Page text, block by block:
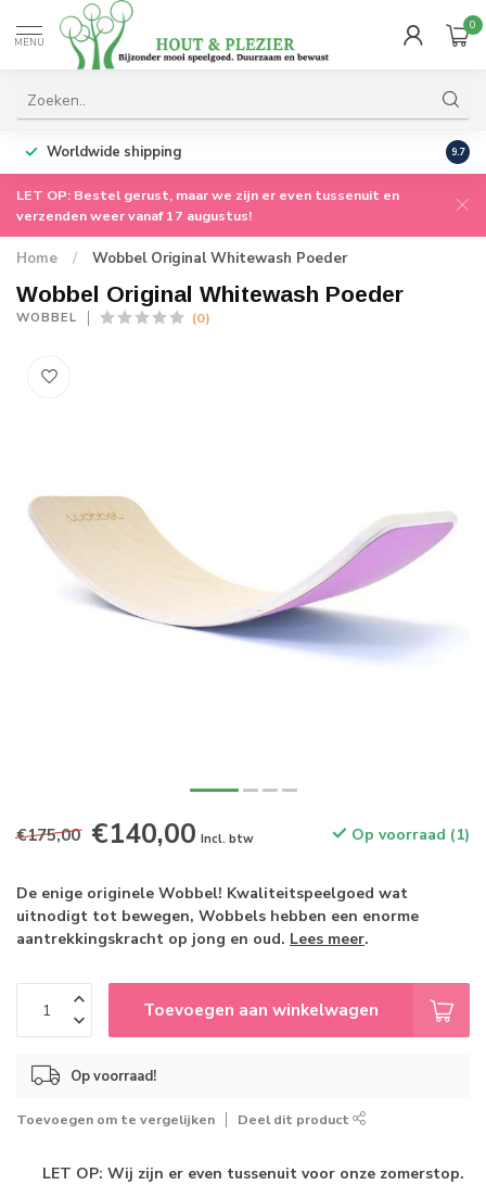
MENU
0
Worldwide shipping 9.7
LET OP: Bestel gerust, maar we zijn er even tussenuit en
verzenden weer vanaf 17 augustus!
Home / Wobbel Original Whitewash Poeder
Wobbel Original Whitewash Poeder
WOBBEL (0)
€175,00 €140,00 Incl. btw Op voorraad (1)
De enige originele Wobbel! Kwaliteitspeelgoed wat
uitnodigt tot bewegen, Wobbels hebben een enorme
aantrekkingskracht op jong en oud. Lees meer.
Toevoegen aan winkelwagen
Op voorraad!
Toevoegen om te vergelijken Deel dit product
LET OP: Wij zijn er even tussenuit voor onze zomerstop.